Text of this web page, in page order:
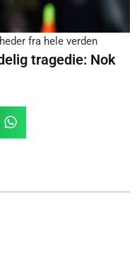
fra hele verden
tragedie: Nok